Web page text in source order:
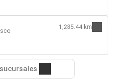
1,285.44 km